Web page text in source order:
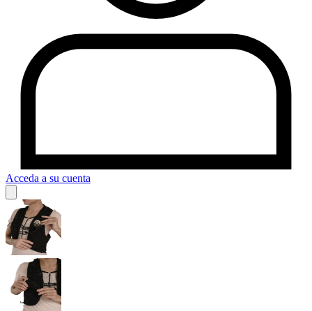
Acceda a su cuenta